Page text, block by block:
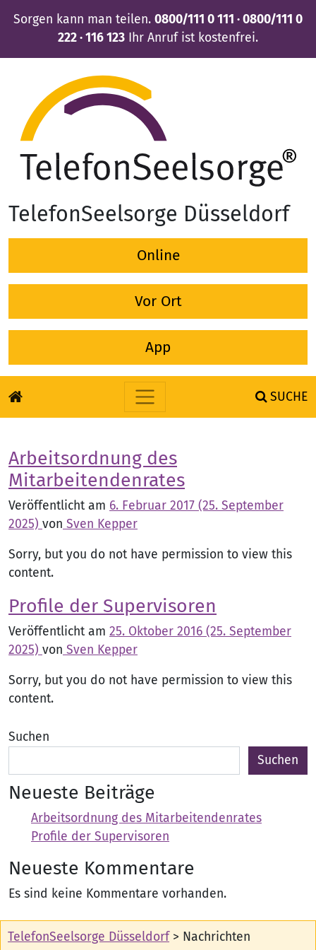
Sorgen kann man teilen. 0800/111 0 111 · 0800/111 0
222 · 116 123 Ihr Anruf ist kostenfrei.
TelefonSeelsorge Düsseldorf
Online
Vor Ort
App
Zum Inhalt springen
SUCHE
Arbeitsordnung des
Mitarbeitendenrates
Veröffentlicht am 6. Februar 2017 (25. September
2025) von Sven Kepper
Sorry, but you do not have permission to view this
content.
Profile der Supervisoren
Veröffentlicht am 25. Oktober 2016 (25. September
2025) von Sven Kepper
Sorry, but you do not have permission to view this
content.
Suchen
Suchen
Neueste Beiträge
Arbeitsordnung des Mitarbeitendenrates
Profile der Supervisoren
Neueste Kommentare
Es sind keine Kommentare vorhanden.
TelefonSeelsorge Düsseldorf> Nachrichten